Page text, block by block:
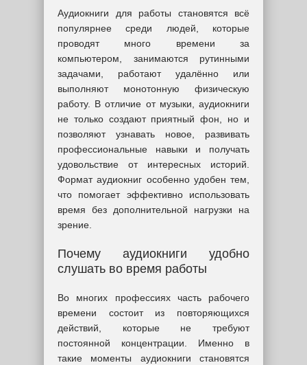
Аудиокниги для работы становятся всё
популярнее среди людей, которые
проводят много времени за
компьютером, занимаются рутинными
задачами, работают удалённо или
выполняют монотонную физическую
работу. В отличие от музыки, аудиокниги
не только создают приятный фон, но и
позволяют узнавать новое, развивать
профессиональные навыки и получать
удовольствие от интересных историй.
Формат аудиокниг особенно удобен тем,
что помогает эффективно использовать
время без дополнительной нагрузки на
зрение.
Почему аудиокниги удобно
слушать во время работы
Во многих профессиях часть рабочего
времени состоит из повторяющихся
действий, которые не требуют
постоянной концентрации. Именно в
такие моменты аудиокниги становятся